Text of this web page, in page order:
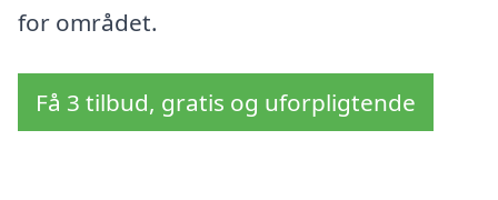
for området.
Få 3 tilbud, gratis og uforpligtende